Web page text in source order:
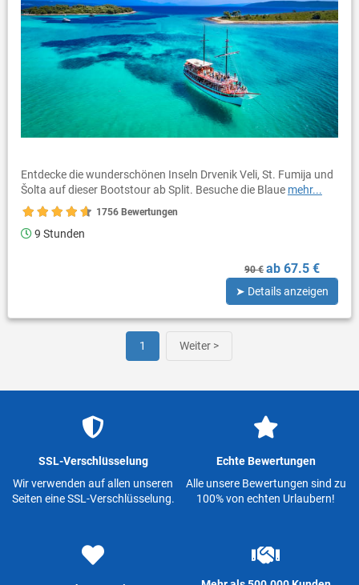
Entdecke die wunderschönen Inseln Drvenik Veli, St. Fumija und
Šolta auf dieser Bootstour ab Split. Besuche die Blaue mehr...
1756 Bewertungen
9 Stunden
90 € ab 67.5 €
➤ Details anzeigen
1 Weiter >
SSL-Verschlüsselung
Wir verwenden auf allen unseren
Seiten eine SSL-Verschlüsselung.
Echte Bewertungen
Alle unsere Bewertungen sind zu
100% von echten Urlaubern!